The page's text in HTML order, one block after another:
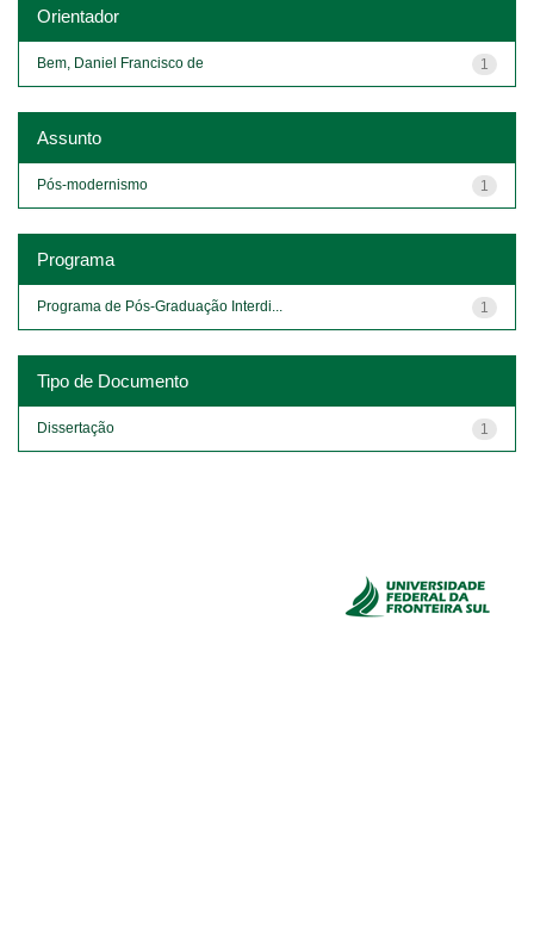
Orientador
1
Bem, Daniel Francisco de
Assunto
1
Pós-modernismo
Programa
1
Programa de Pós-Graduação Interdi...
Tipo de Documento
1
Dissertação